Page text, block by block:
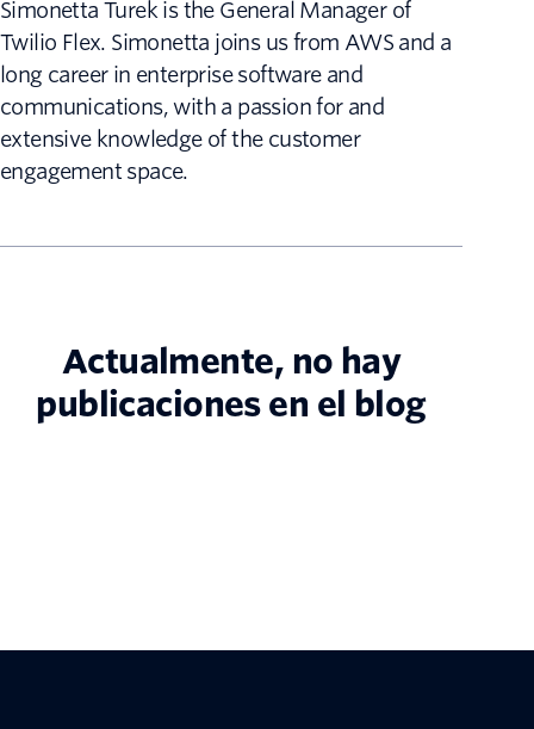
Simonetta Turek is the General Manager of
Twilio Flex. Simonetta joins us from AWS and a
long career in enterprise software and
communications, with a passion for and
extensive knowledge of the customer
engagement space.
Actualmente, no hay
publicaciones en el blog